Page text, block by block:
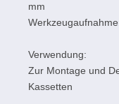
mm
Verwendung:
Zur Montage und
Kassetten